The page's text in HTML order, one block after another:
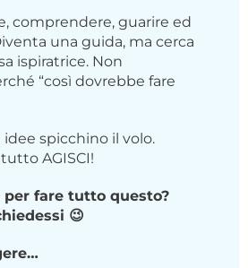
comprendere, guarire ed
una guida, ma cerca
ispiratrice. Non
“così dovrebbe fare
idee spicchino il volo.
AGISCI!
per fare tutto questo?
😉